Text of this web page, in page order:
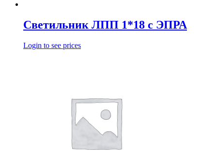
Светильник ЛПП 1*18 с ЭПРА
Login to see prices